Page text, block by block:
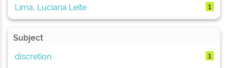
Lima, Luciana Leite 1
Subject
discretion
1